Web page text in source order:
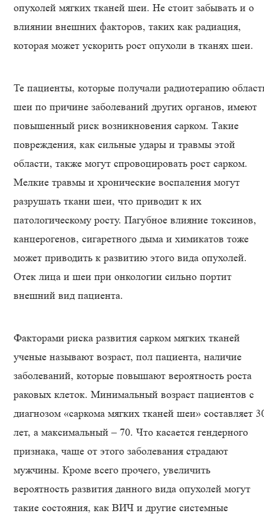
опухолей мягких тканей шеи. Не стоит забывать и о
влиянии внешних факторов, таких как радиация,
которая может ускорить рост опухоли в тканях шеи.
Те пациенты, которые получали радиотерапию
шеи по причине заболеваний других органов, имеют
повышенный риск возникновения сарком. Такие
повреждения, как сильные удары и травмы этой
области, также могут спровоцировать рост сарком.
Мелкие травмы и хронические воспаления могут
разрушать ткани шеи, что приводит к их
патологическому росту. Пагубное влияние токсинов,
канцерогенов, сигаретного дыма и химикатов тоже
может приводить к развитию этого вида опухолей.
Отек лица и шеи при онкологии сильно портит
внешний вид пациента.
Факторами риска развития сарком мягких тканей
ученые называют возраст, пол пациента, наличие
заболеваний, которые повышают вероятность роста
раковых клеток. Минимальный возраст пациентов с
диагнозом «саркома мягких тканей шеи» составляет
лет, а максимальный – 70. Что касается гендерного
признака, чаще от этого заболевания страдают
мужчины. Кроме всего прочего, увеличить
вероятность развития данного вида опухолей могут
такие состояния, как ВИЧ и другие системные